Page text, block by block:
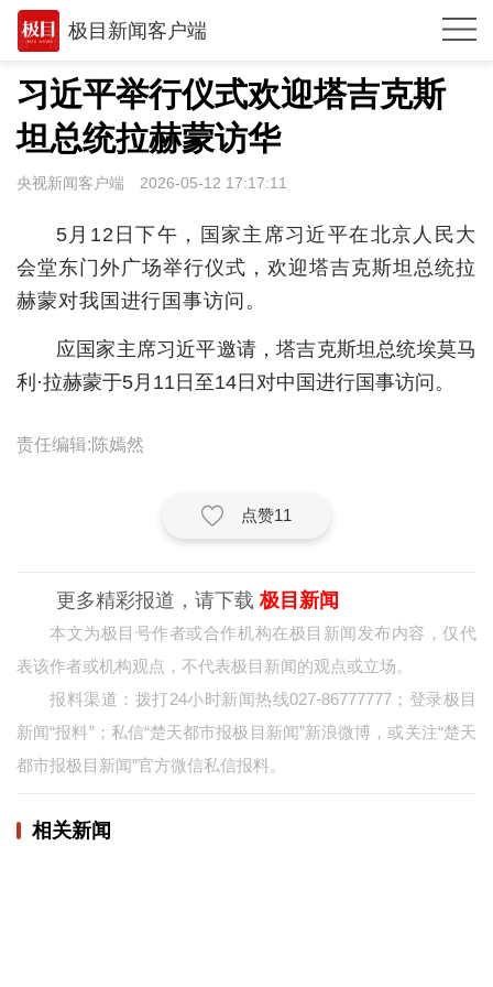
极目新闻客户端
推荐
观点
时政
武汉
世相
环球
专题
极客圈
健康
悠游
相亲
汽车
习近平举行仪式欢迎塔吉克斯
坦总统拉赫蒙访华
央视新闻客户端 2026-05-12 17:17:11
5月12日下午，国家主席习近平在北京人民大
会堂东门外广场举行仪式，欢迎塔吉克斯坦总统拉
赫蒙对我国进行国事访问。
应国家主席习近平邀请，塔吉克斯坦总统埃莫马
利·拉赫蒙于5月11日至14日对中国进行国事访问。
责任编辑:陈嫣然
点赞11
更多精彩报道，请下载极目新闻
本文为极目号作者或合作机构在极目新闻发布内容，仅代
表该作者或机构观点，不代表极目新闻的观点或立场。
报料渠道：拨打24小时新闻热线027-86777777；登录极目
新闻“报料”；私信“楚天都市报极目新闻”新浪微博，或关注“楚天
都市报极目新闻”官方微信私信报料。
相关新闻